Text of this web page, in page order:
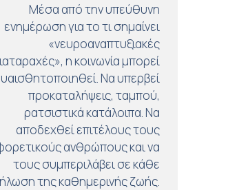
Μέσα από την υπεύθυνη
ενημέρωση για το τι σημαίνει
«νευροαναπτυξιακές
η κοινωνία μπορεί
Να υπερβεί
προκαταλήψεις, ταμπού,
ρατσιστικά κατάλοιπα. Να
αποδεχθεί επιτέλους τους
ανθρώπους και να
τους συμπεριλάβει σε κάθε
της καθημερινής ζωής.